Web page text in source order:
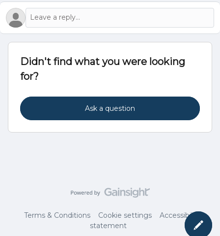
Didn't find what you were looking
for?
Ask a question
Terms & Conditions Cookie settings
Accessibility
statement